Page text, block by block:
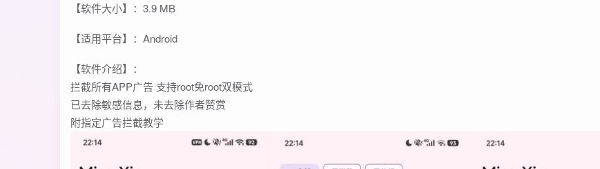
【软件大小】：3.9 MB
【适用平台】：Android
【软件介绍】：
拦截所有APP广告 支持root免root双模式
已去除敏感信息，未去除作者赞赏
附指定广告拦截教学